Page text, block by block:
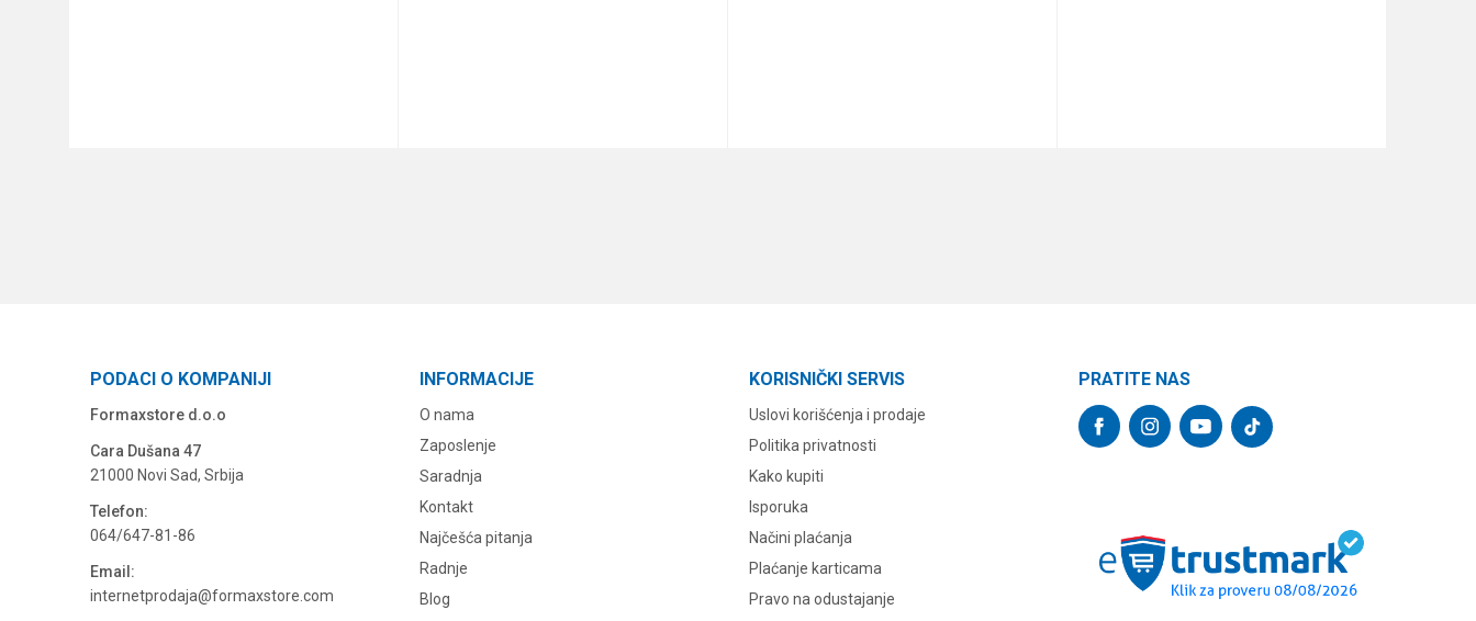
PODACI O KOMPANIJI
Formaxstore d.o.o
Cara Dušana 47
21000 Novi Sad, Srbija
Telefon:
064/647-81-86
Email:
internetprodaja@formaxstore.com
INFORMACIJE
O nama
Zaposlenje
Saradnja
Kontakt
Najčešća pitanja
Radnje
Blog
KORISNIČKI SERVIS
Uslovi korišćenja i prodaje
Politika privatnosti
Kako kupiti
Isporuka
Načini plaćanja
Plaćanje karticama
Pravo na odustajanje
PRATITE NAS